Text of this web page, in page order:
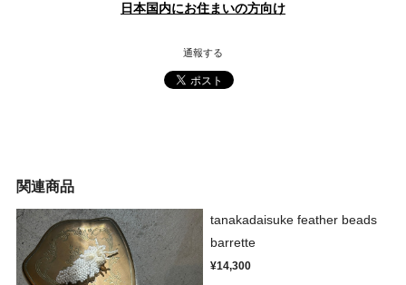
日本国内にお住まいの方向け
通報する
関連商品
tanakadaisuke feather beads
barrette
¥14,300